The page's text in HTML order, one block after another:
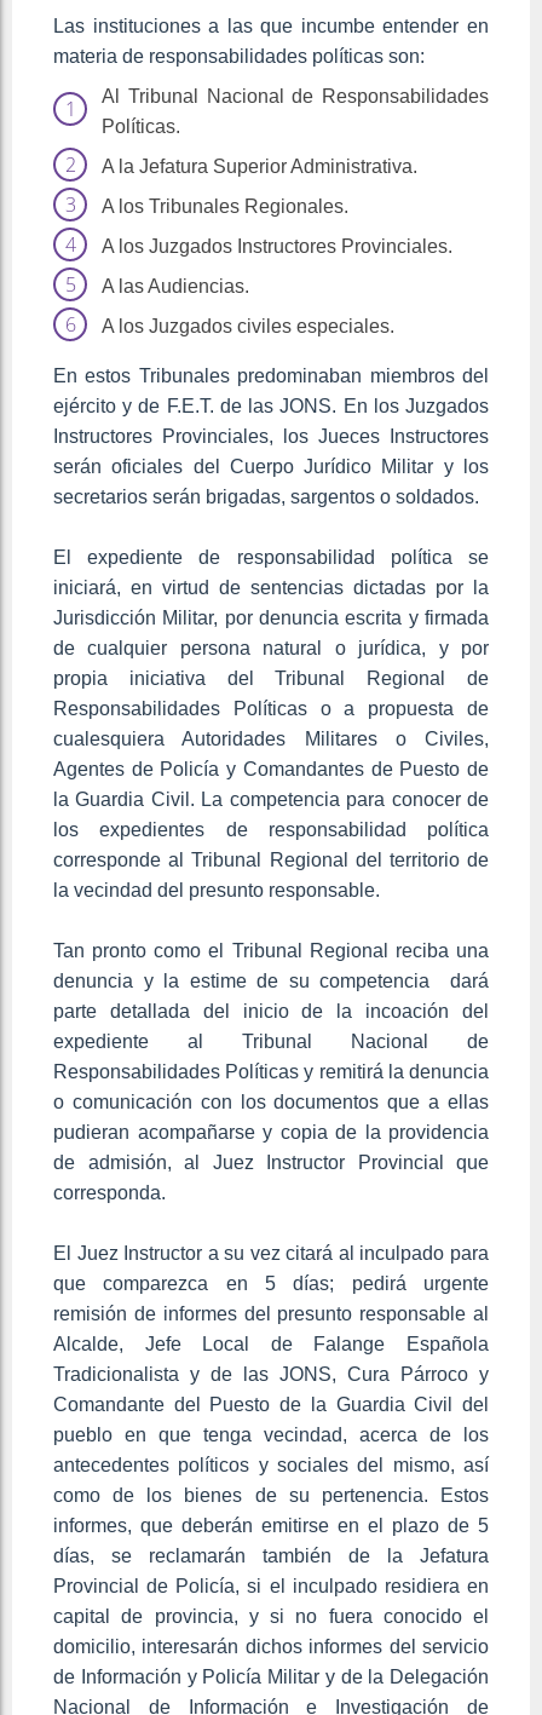
Las instituciones a las que incumbe entender en
materia de responsabilidades políticas son:
Al Tribunal Nacional de Responsabilidades
Políticas.
A la Jefatura Superior Administrativa.
A los Tribunales Regionales.
A los Juzgados Instructores Provinciales.
A las Audiencias.
A los Juzgados civiles especiales.
En estos Tribunales predominaban miembros del
ejército y de F.E.T. de las JONS. En los Juzgados
Instructores Provinciales, los Jueces Instructores
serán oficiales del Cuerpo Jurídico Militar y los
secretarios serán brigadas, sargentos o soldados.
El expediente de responsabilidad política se
iniciará, en virtud de sentencias dictadas por la
Jurisdicción Militar, por denuncia escrita y firmada
de cualquier persona natural o jurídica, y por
propia iniciativa del Tribunal Regional de
Responsabilidades Políticas o a propuesta de
cualesquiera Autoridades Militares o Civiles,
Agentes de Policía y Comandantes de Puesto de
la Guardia Civil. La competencia para conocer de
los expedientes de responsabilidad política
corresponde al Tribunal Regional del territorio de
la vecindad del presunto responsable.
Tan pronto como el Tribunal Regional reciba una
denuncia y la estime de su competencia dará
parte detallada del inicio de la incoación del
expediente al Tribunal Nacional de
Responsabilidades Políticas y remitirá la denuncia
o comunicación con los documentos que a ellas
pudieran acompañarse y copia de la providencia
de admisión, al Juez Instructor Provincial que
corresponda.
El Juez Instructor a su vez citará al inculpado para
que comparezca en 5 días; pedirá urgente
remisión de informes del presunto responsable al
Alcalde, Jefe Local de Falange Española
Tradicionalista y de las JONS, Cura Párroco y
Comandante del Puesto de la Guardia Civil del
pueblo en que tenga vecindad, acerca de los
antecedentes políticos y sociales del mismo, así
como de los bienes de su pertenencia. Estos
informes, que deberán emitirse en el plazo de 5
días, se reclamarán también de la Jefatura
Provincial de Policía, si el inculpado residiera en
capital de provincia, y si no fuera conocido el
domicilio, interesarán dichos informes del servicio
de Información y Policía Militar y de la Delegación
Nacional de Información e Investigación de